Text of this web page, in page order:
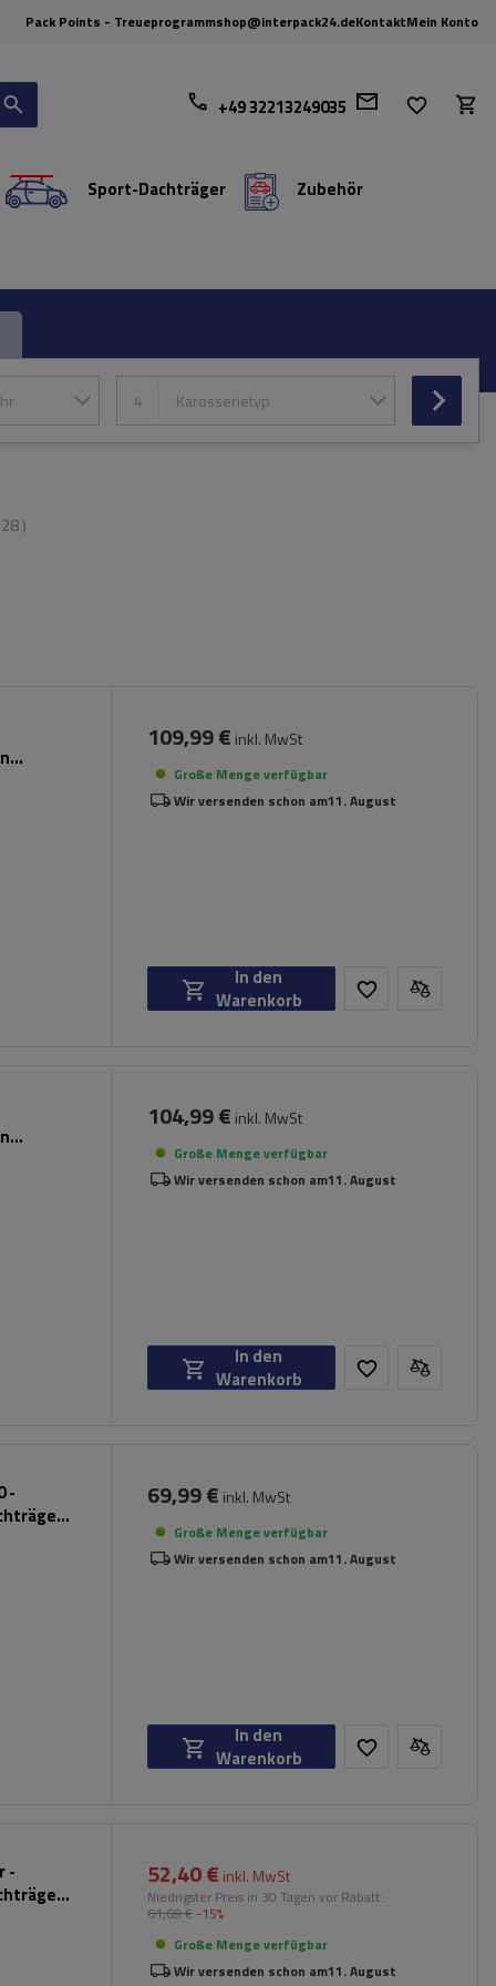
Pack Points - Treueprogrammshop@interpack24.deKontaktMein Konto
+49 32213249035
Sport-Dachträger Zubehör
4 Karosserietyp
28)
109,99 € inkl. MwSt
Große Menge verfügbar
Wir versenden schon am11. August
In den
Warenkorb
104,99 € inkl. MwSt
Große Menge verfügbar
Wir versenden schon am11. August
In den
Warenkorb
-
69,99 € inkl. MwSt
Große Menge verfügbar
Wir versenden schon am11. August
In den
Warenkorb
-
52,40 € inkl. MwSt
Niedrigster Preis in 30 Tagen vor Rabatt:
61,69 € -15%
Große Menge verfügbar
Wir versenden schon am11. August